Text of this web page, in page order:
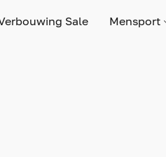
Sale Mensport